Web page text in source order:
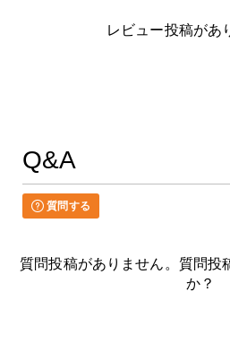
レビュー投稿があ
Q&A
質問する
質問投稿がありません。質問投
か？